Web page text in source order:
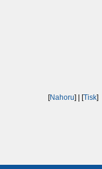
[Nahoru] | [Tisk]